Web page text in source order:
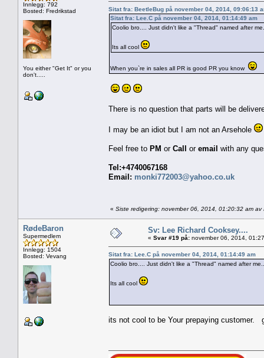
Innlegg: 792
Bosted: Fredrikstad
You either "Get It" or you
don't.....
Sitat fra: BeetleBug på november 04, 2014, 09:06:13
Sitat fra: Lee.C på november 04, 2014, 01:14:49 am
Coolio bro.... Just didn't like a "Thread" named after
Its all cool
When you`re in sales all PR is good PR you know
There is no question that parts will be
I may be an idiot but I am not an Arsehole
Feel free to PM or Call or email with any
Tel:+4740067168
Email: monki772003@yahoo.co.uk
« Siste redigering: november 06, 2014, 01:20:32 am av
RødeBaron
Supermedlem
Innlegg: 1504
Bosted: Vevang
Sv: Lee Richard Cooksey....
« Svar #19 på: november 06, 2014,
Sitat fra: Lee.C på november 04, 2014, 01:14:49 am
Coolio bro.... Just didn't like a "Thread" named after
Its all cool
its not cool to be Your prepaying customer.